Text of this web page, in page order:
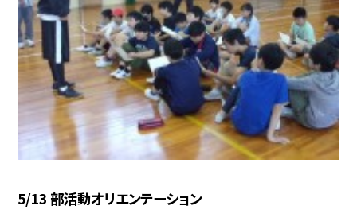
5/13 部活動オリエンテーション